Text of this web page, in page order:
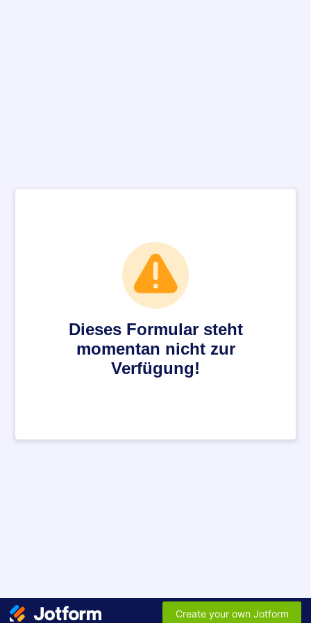
Dieses Formular steht
momentan nicht zur
Verfügung!
Create your own Jotform